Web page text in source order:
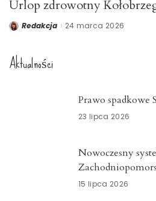
Urlop zdrowotny
PostedRedakcja 24 marca 2026
Aktualności
Prawo spadkowe
23 lipca 2026
Nowoczesny
15 lipca 2026